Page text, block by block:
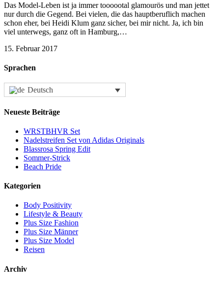
Das Model-Leben ist ja immer toooootal glamourös und man jettet
nur durch die Gegend. Bei vielen, die das hauptberuflich machen
schon eher, bei Heidi Klum ganz sicher, bei mir nicht. Ja, ich bin
viel unterwegs, ganz oft in Hamburg,…
15. Februar 2017
Sprachen
Deutsch
Neueste Beiträge
WRSTBHVR Set
Nadelstreifen Set von Adidas Originals
Blassrosa Spring Edit
Sommer-Strick
Beach Pride
Kategorien
Body Positivity
Lifestyle & Beauty
Plus Size Fashion
Plus Size Männer
Plus Size Model
Reisen
Archiv